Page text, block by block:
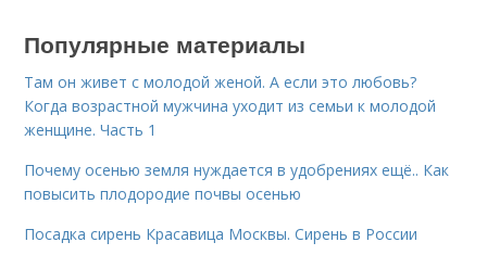
Популярные материалы
Там он живет с молодой женой. А если это любовь?
Когда возрастной мужчина уходит из семьи к молодой
женщине. Часть 1
Почему осенью земля нуждается в удобрениях ещё.. Как
повысить плодородие почвы осенью
Посадка сирень Красавица Москвы. Сирень в России